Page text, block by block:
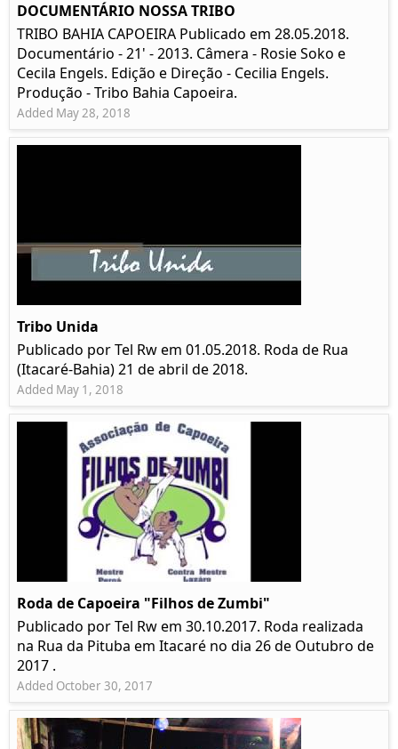
DOCUMENTÁRIO NOSSA TRIBO
TRIBO BAHIA CAPOEIRA Publicado em 28.05.2018.
Documentário - 21' - 2013. Câmera - Rosie Soko e
Cecila Engels. Edição e Direção - Cecilia Engels.
Produção - Tribo Bahia Capoeira.
Added May 28, 2018
Tribo Unida
Publicado por Tel Rw em 01.05.2018. Roda de Rua
(Itacaré-Bahia) 21 de abril de 2018.
Added May 1, 2018
Roda de Capoeira "Filhos de Zumbi"
Publicado por Tel Rw em 30.10.2017. Roda realizada
na Rua da Pituba em Itacaré no dia 26 de Outubro de
2017 .
Added October 30, 2017